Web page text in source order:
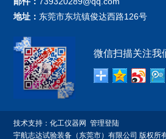
地址： 东莞市东坑镇俊达西路126号
微信扫描关注我
技术支持：化工仪器网 管理登陆
宇航志达试验装备（东莞市）有限公司 版权所